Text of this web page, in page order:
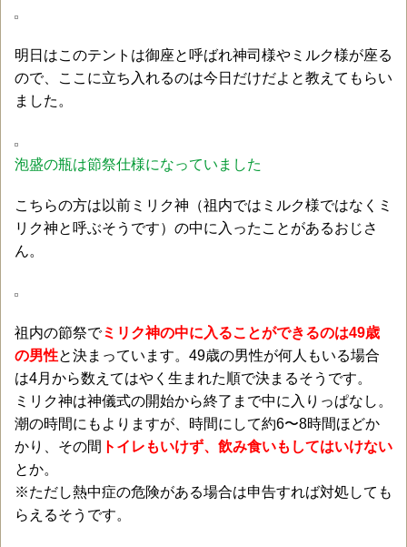
明日はこのテントは御座と呼ばれ神司様やミルク様が座る
ので、ここに立ち入れるのは今日だけだよと教えてもらい
ました。
泡盛の瓶は節祭仕様になっていました
こちらの方は以前ミリク神（祖内ではミルク様ではなくミ
リク神と呼ぶそうです）の中に入ったことがあるおじさ
ん。
祖内の節祭でミリク神の中に入ることができるのは49歳
の男性と決まっています。49歳の男性が何人もいる場合
は4月から数えてはやく生まれた順で決まるそうです。
ミリク神は神儀式の開始から終了まで中に入りっぱなし。
潮の時間にもよりますが、時間にして約6〜8時間ほどか
かり、その間 トイレもいけず、飲み食いもしてはいけない
とか。
※ただし熱中症の危険がある場合は申告すれば対処しても
らえるそうです。